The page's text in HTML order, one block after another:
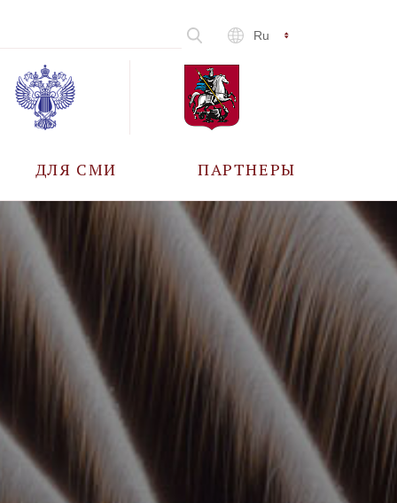
Ru
ДЛЯ СМИ
АККРЕДИТАЦИЯ
ПАРТНЕРЫ